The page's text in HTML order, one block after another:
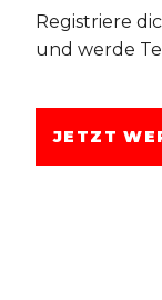
Registriere
und werde
JETZT